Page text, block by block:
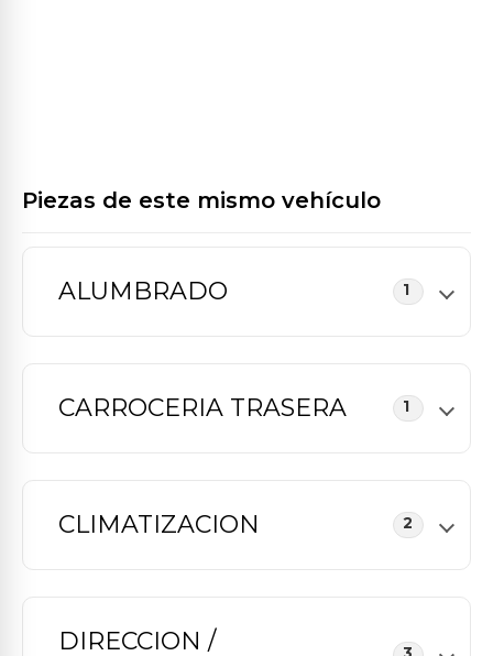
Piezas de este mismo vehículo
ALUMBRADO 1
CARROCERIA TRASERA 1
CLIMATIZACION 2
DIRECCION /